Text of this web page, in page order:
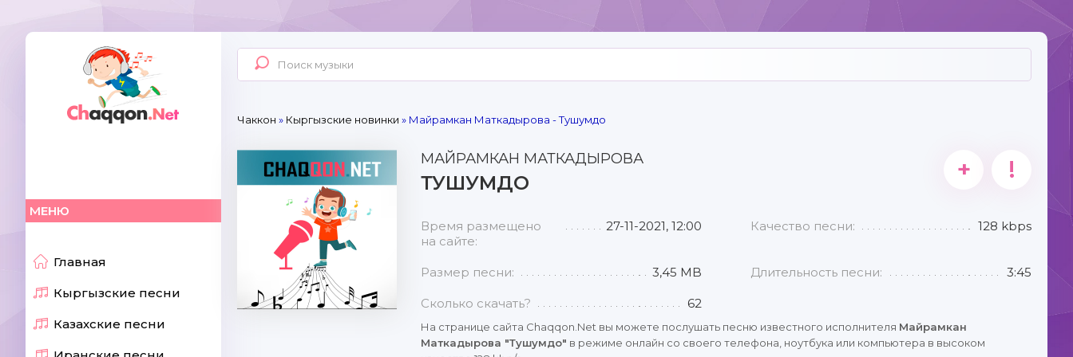
МЕНЮ
Главная
Кыргызские песни
Казахские песни
Чаккон » Кыргызские новинки » Майрамкан Маткадырова - Тушумдо
МАЙРАМКАН МАТКАДЫРОВА
ТУШУМДО + !
Время размещено
на сайте:
27-11-2021, 12:00 Качество песни: 128 kbps
Размер песни: 3,45 MB Длительность песни: 3:45
Сколько скачать? 62
На странице сайта Chaqqon.Net вы можете послушать песню известного исполнителя Майрамкан
Маткадырова "Тушумдо" в режиме онлайн со своего телефона, ноутбука или компьютера в высоком